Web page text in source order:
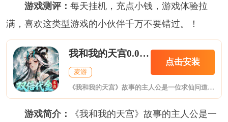
游戏测评： 每天挂机，充点小钱，游戏体验拉
满，喜欢这类型游戏的小伙伴千万不要错过。！
我和我的天宫0.05折双倍代金版
麦游
点击安装
《我和我的天宫》故事的主人公是一位求仙问道的道人，一次深山修行中，他偶然发现了一颗山海遗石，这颗石头蕴含着浓郁的灵气，似乎隐藏着无尽的奥秘。经过长时间的修行和炼化，从中获得了一只白虎灵兽。这只白虎灵兽告诉他，它是远古山海圣兽白虎的后裔，源石中还封印了其他7种灵兽的精魂。灵兽求道人助其解除封印，愿带他寻找山海圣兽协助他修仙。灵兽们告知他，它们都是远古山海巨怪圣兽的血脉，每一种山海圣兽都代表着无穷的力
游戏简介：
《我和我的天宫》故事的主人公是一